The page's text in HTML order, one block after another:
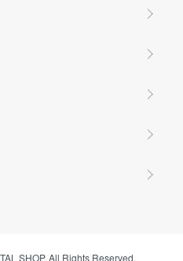
SHOP. All Rights Reserved.